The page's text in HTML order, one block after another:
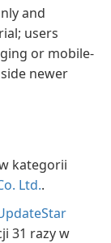
and
users
or mobile-
newer
kategorii
Ltd..
31 razy w